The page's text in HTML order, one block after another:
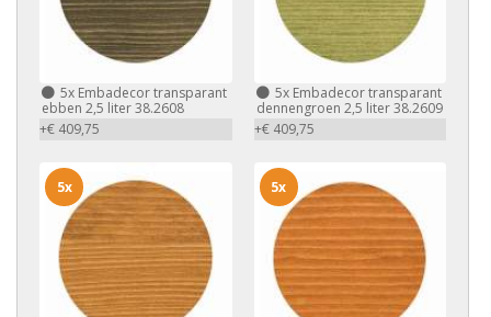
5x Embadecor transparant
ebben 2,5 liter 38.2608
+€ 409,75
5xEmbadecor transparant
dennengroen 2,5 liter 38.2609
+€ 409,75
5x 5x